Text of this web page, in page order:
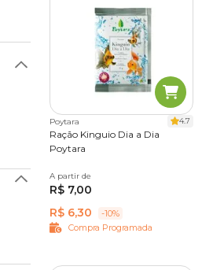
encontra tudo o que é essencial
promoções e garanta a
Crie agora suaCompra
deseja receber e pronto! É
Poytara 4.7
Ração Kinguio Dia a Dia
Poytara
15 g 35 g
A partir de
R$ 7,00
R$ 6,30
-10%
Compra Programada